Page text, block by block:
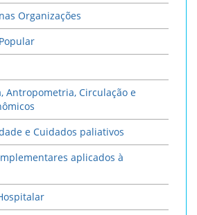
Organizações
Antropometria, Circulação e
e Cuidados paliativos
aplicados à